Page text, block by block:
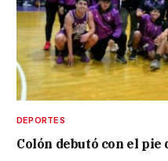
DEPORTES
Colón debutó con el